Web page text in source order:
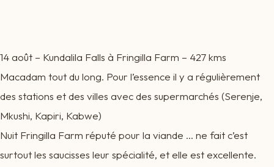
14 août – Kundalila Falls à Fringilla Farm – 427 kms
Macadam tout du long. Pour l’essence il y a régulièrement
des stations et des villes avec des supermarchés (Serenje,
Mkushi, Kapiri, Kabwe)
Nuit Fringilla Farm réputé pour la viande … ne fait c’est
surtout les saucisses leur spécialité, et elle est excellente.